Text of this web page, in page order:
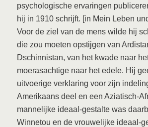
psychologische ervaringen
hij in 1910 schrijft. [in Mein Leben
Voor de ziel van de mens wilde hij
die zou moeten opstijgen van
Dschinnistan, van het kwade naar
moerasachtige naar het edele. Hij
uitvoerige verklaring voor zijn
Amerikaans deel en een Aziatisch-
mannelijke ideaal-gestalte was
Winnetou en de vrouwelijke ideaal-